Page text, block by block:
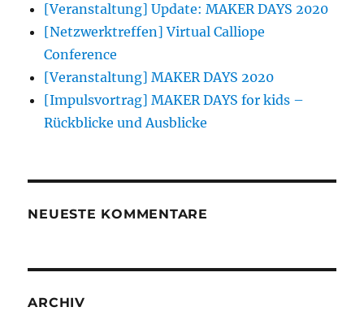
[Veranstaltung] Update: MAKER DAYS 2020
[Netzwerktreffen] Virtual Calliope
Conference
[Veranstaltung] MAKER DAYS 2020
[Impulsvortrag] MAKER DAYS for kids –
Rückblicke und Ausblicke
NEUESTE KOMMENTARE
ARCHIV